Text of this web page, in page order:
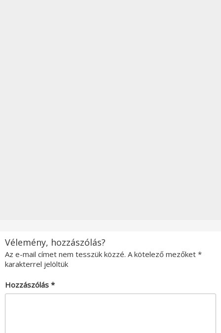
Vélemény, hozzászólás?
Az e-mail címet nem tesszük közzé. A kötelező mezőket *
karakterrel jelöltük
Hozzászólás *